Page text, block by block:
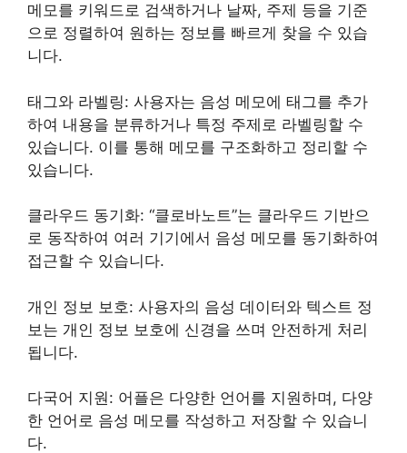
메모를 키워드로 검색하거나 날짜, 주제 등을 기준
으로 정렬하여 원하는 정보를 빠르게 찾을 수 있습
니다.
태그와 라벨링: 사용자는 음성 메모에 태그를 추가
하여 내용을 분류하거나 특정 주제로 라벨링할 수
있습니다. 이를 통해 메모를 구조화하고 정리할 수
있습니다.
클라우드 동기화: “클로바노트”는 클라우드 기반으
로 동작하여 여러 기기에서 음성 메모를 동기화하여
접근할 수 있습니다.
개인 정보 보호: 사용자의 음성 데이터와 텍스트 정
보는 개인 정보 보호에 신경을 쓰며 안전하게 처리
됩니다.
다국어 지원: 어플은 다양한 언어를 지원하며, 다양
한 언어로 음성 메모를 작성하고 저장할 수 있습니
다.